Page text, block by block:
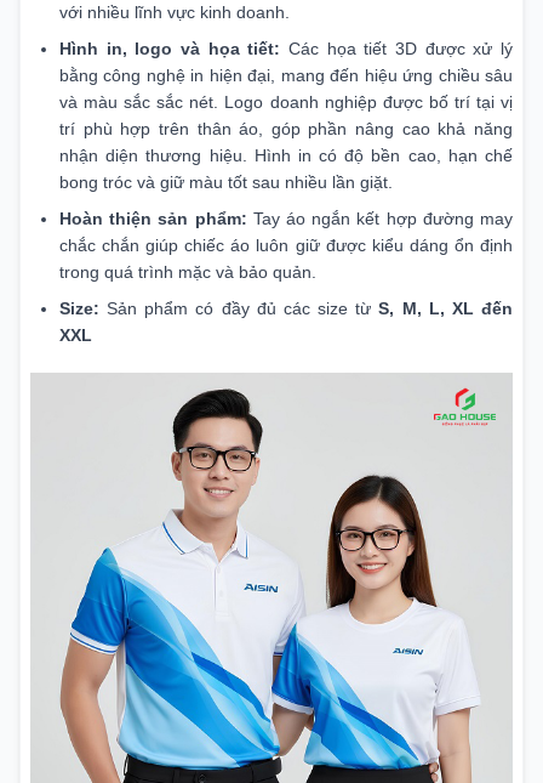
với nhiều lĩnh vực kinh doanh.
Hình in, logo và họa tiết: Các họa tiết 3D được xử lý
bằng công nghệ in hiện đại, mang đến hiệu ứng chiều sâu
và màu sắc sắc nét. Logo doanh nghiệp được bố trí tại vị
trí phù hợp trên thân áo, góp phần nâng cao khả năng
nhận diện thương hiệu. Hình in có độ bền cao, hạn chế
bong tróc và giữ màu tốt sau nhiều lần giặt.
Hoàn thiện sản phẩm: Tay áo ngắn kết hợp đường may
chắc chắn giúp chiếc áo luôn giữ được kiểu dáng ổn định
trong quá trình mặc và bảo quản.
Size:Sản phẩm có đầy đủ các size từS, M, L, XL đến
XXL